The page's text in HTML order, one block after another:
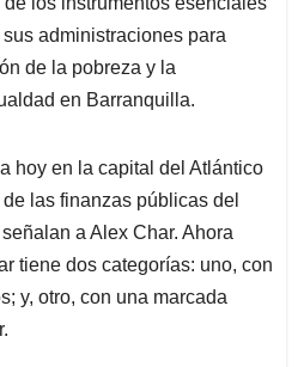
a
d
s
administraciones para
de la pobreza y la
en Barranquilla.
hoy en la capital del Atlántico
las finanzas públicas del
a Alex Char. Ahora
tiene dos categorías: uno, con
y, otro, con una marcada